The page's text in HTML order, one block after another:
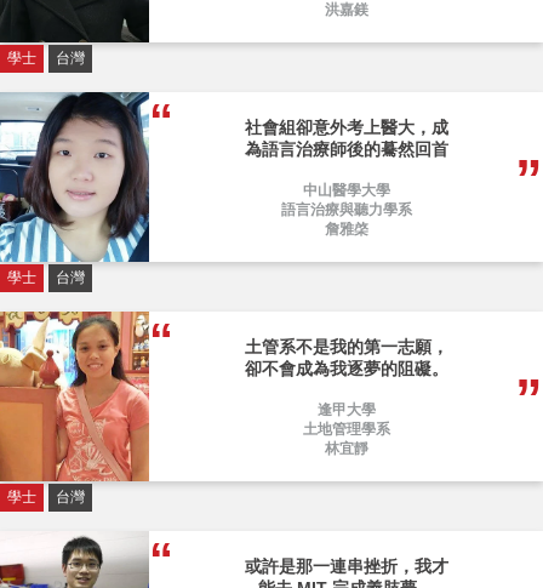
洪嘉鎂
學士 台灣
社會組卻意外考上醫大，成
為語言治療師後的驀然回首
中山醫學大學
語言治療與聽力學系
詹雅棨
學士 台灣
土管系不是我的第一志願，
卻不會成為我逐夢的阻礙。
逢甲大學
土地管理學系
林宜靜
學士 台灣
或許是那一連串挫折，我才